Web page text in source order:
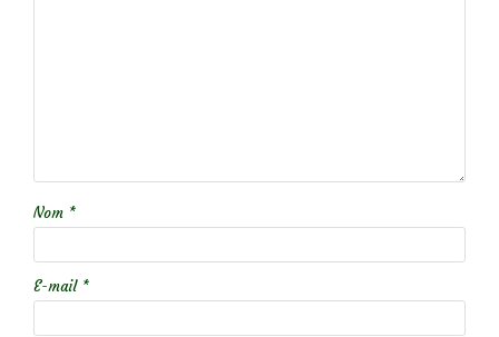
Nom *
E-mail *